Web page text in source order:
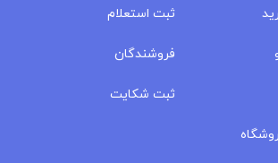
ثبت استعلام
فروشندگان
ثبت شکایت